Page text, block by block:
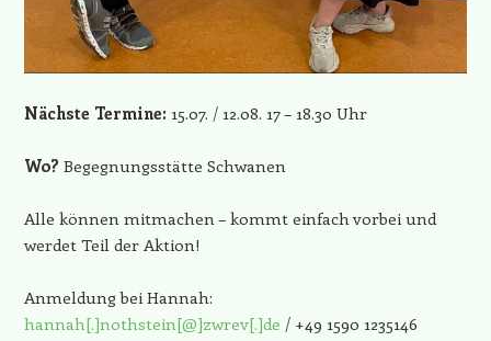
Nächste Termine: 15.07. / 12.08. 17 – 18.30 Uhr
Wo? Begegnungsstätte Schwanen
Alle können mitmachen – kommt einfach vorbei und
werdet Teil der Aktion!
Anmeldung bei Hannah:
hannah[.]nothstein[@]zwrev[.]de / +49 1590 1235146